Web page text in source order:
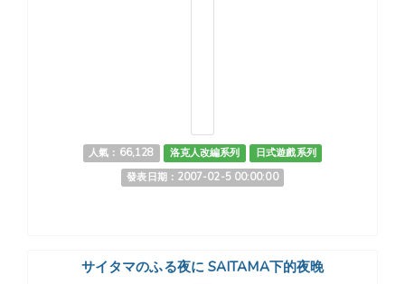
人氣：66,128 洛克人改編系列
日式遊戲系列
發表日期：2007-02-5 00:00:00
サイタマのふる夜に SAITAMA下的夜晚